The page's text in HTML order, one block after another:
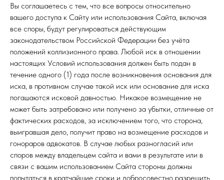
Вы соглашаетесь с тем, что все вопросы относительно
вашего доступа к Сайту или использования Сайта, включая
все споры, будут регулироваться действующим
законодательством Российской Федерации без учёта
положений коллизионного права. Любой иск в отношении
настоящих Условий использования должен быть подан в
течение одного (1) года после возникновения основания для
иска, в противном случае такой иск или основание для иска
погашаются исковой давностью. Никакое возмещение не
может быть затребовано или получено за убытки, отличные от
фактических расходов, за исключением того, что сторона,
выигравшая дело, получит право на возмещение расходов и
гонораров адвокатов. В случае любых разногласий или
споров между владельцем сайта и вами в результате или в
связи с вашим использованием Сайта стороны должны
попытаться в кратчайшие сроки и добросовестно разрешить
Московская область, Одинцовский городской округ,
деревня Малые Вязёмы, Петровский проезд, вл5с2
Политика конфиденциальности
Договор оферты товар
Договор оферты услуга
ООО "АТРИУМ
ИНН: 9725199975
ОГРН: 1257700589552